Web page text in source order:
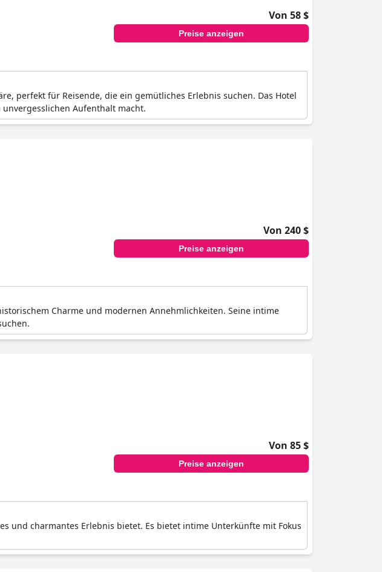
Von 58 $
Preise anzeigen
perfekt für Reisende, die ein gemütliches Erlebnis suchen. Das Hotel
Aufenthalt macht.
Von 240 $
Preise anzeigen
Charme und modernen Annehmlichkeiten. Seine intime
Von 85 $
Preise anzeigen
und charmantes Erlebnis bietet. Es bietet intime Unterkünfte mit Fokus